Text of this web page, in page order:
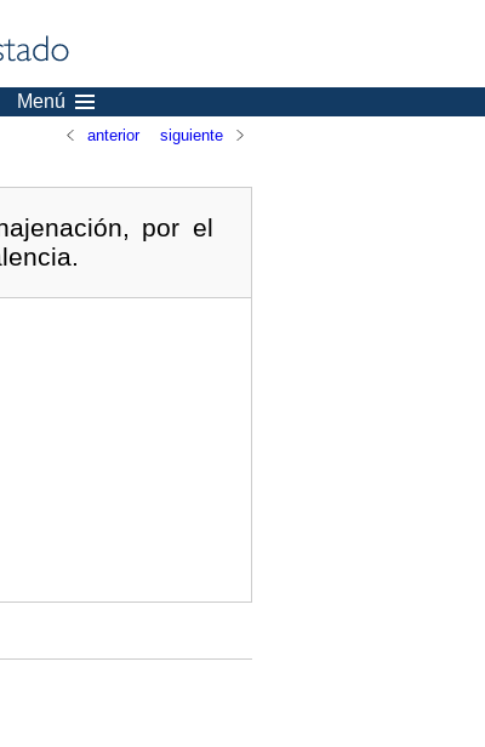
Menú
anterior siguiente
por el